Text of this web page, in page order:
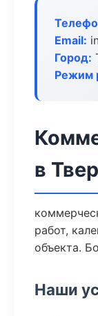
Email:
Город:
Режим
в
работ,
объекта.
Наши